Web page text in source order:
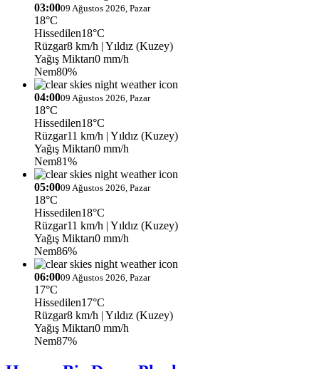
03:0009 Ağustos 2026, Pazar
18°C
Hissedilen18°C
Rüzgar8 km/h | Yıldız (Kuzey)
Yağış Miktarı0 mm/h
Nem80%
04:0009 Ağustos 2026, Pazar
18°C
Hissedilen18°C
Rüzgar11 km/h | Yıldız (Kuzey)
Yağış Miktarı0 mm/h
Nem81%
05:0009 Ağustos 2026, Pazar
18°C
Hissedilen18°C
Rüzgar11 km/h | Yıldız (Kuzey)
Yağış Miktarı0 mm/h
Nem86%
06:0009 Ağustos 2026, Pazar
17°C
Hissedilen17°C
Rüzgar8 km/h | Yıldız (Kuzey)
Yağış Miktarı0 mm/h
Nem87%